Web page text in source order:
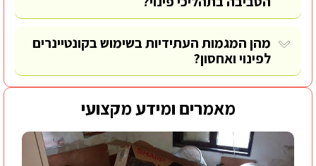
מהן המגמות העתידיות בשימוש בקונטיינרים
לפינוי ואחסון?
מאמרים ומידע מקצועי